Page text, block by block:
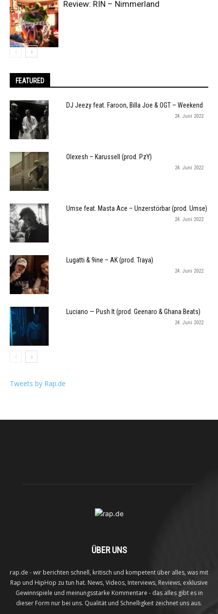
Review: RIN – Nimmerland
FEATURED
DJ Jeezy feat. Faroon, Billa Joe & OGT – Weekend
24. Juni 2022
Olexesh – Karussell (prod. PzY)
24. Juni 2022
Umse feat. Masta Ace – Unzerstörbar (prod. Umse)
24. Juni 2022
Lugatti & 9ine – AK (prod. Traya)
24. Juni 2022
Luciano — Push It (prod. Geenaro & Ghana Beats)
24. Juni 2022
Tweets by Rap.de
ÜBER UNS
rap.de - wir berichten schnell, kritisch und kompetent über alles, was mit
Rap und HipHop zu tun hat. News, Videos, Interviews, Reviews, exklusive
Gewinnspiele und meinungsstarke Kommentare - das alles gibt es in
dieser Form nur bei uns. Qualität und Schnelligkeit zeichnet uns aus.